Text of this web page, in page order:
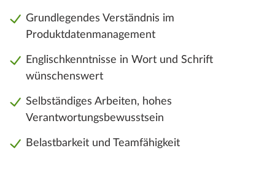
Grundlegendes Verständnis im
Produktdatenmanagement
Englischkenntnisse in Wort und Schrift
wünschenswert
Selbständiges Arbeiten, hohes
Verantwortungsbewusstsein
Belastbarkeit und Teamfähigkeit